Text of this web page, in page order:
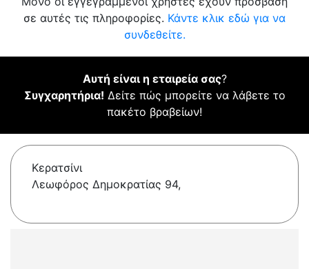
σε αυτές τις πληροφορίες. Κάντε κλικ εδώ για να
συνδεθείτε.
Αυτή είναι η εταιρεία σας?
Συγχαρητήρια! Δείτε πώς μπορείτε να λάβετε το
πακέτο βραβείων!
Κερατσίνι
Λεωφόρος Δημοκρατίας 94,